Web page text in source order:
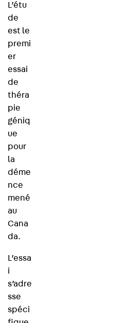
L’étu
de
est le
premi
er
essai
de
théra
pie
géniq
ue
pour
la
déme
nce
mené
au
Cana
da.
L’essa
i
s’adre
sse
spéci